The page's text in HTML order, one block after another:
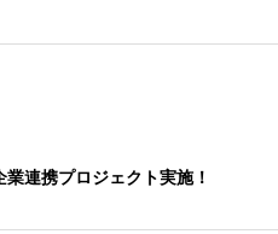
連携プロジェクト実施！